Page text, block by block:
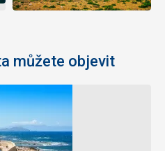
můžete objevit